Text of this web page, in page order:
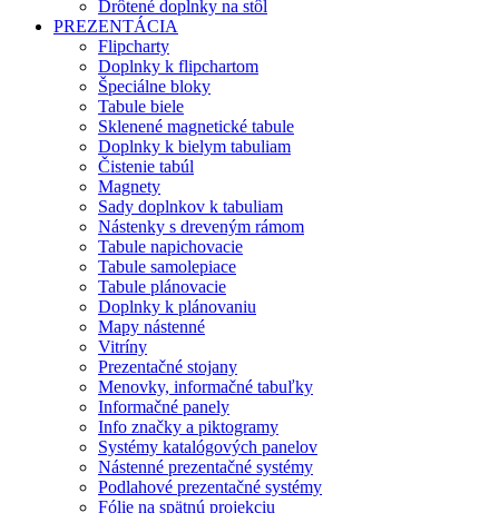
Drôtené doplnky na stôl
PREZENTÁCIA
Flipcharty
Doplnky k flipchartom
Špeciálne bloky
Tabule biele
Sklenené magnetické tabule
Doplnky k bielym tabuliam
Čistenie tabúl
Magnety
Sady doplnkov k tabuliam
Nástenky s dreveným rámom
Tabule napichovacie
Tabule samolepiace
Tabule plánovacie
Doplnky k plánovaniu
Mapy nástenné
Vitríny
Prezentačné stojany
Menovky, informačné tabuľky
Informačné panely
Info značky a piktogramy
Systémy katalógových panelov
Nástenné prezentačné systémy
Podlahové prezentačné systémy
Fólie na spätnú projekciu